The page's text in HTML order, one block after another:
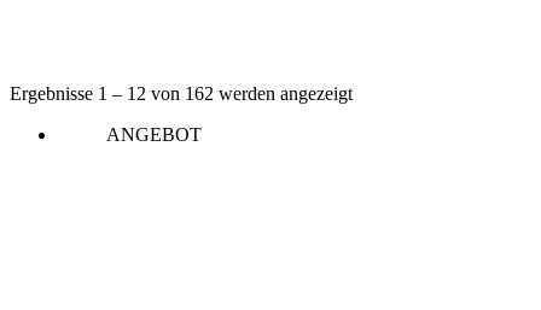
Ergebnisse 1 – 12 von 162 werden angezeigt
ANGEBOT